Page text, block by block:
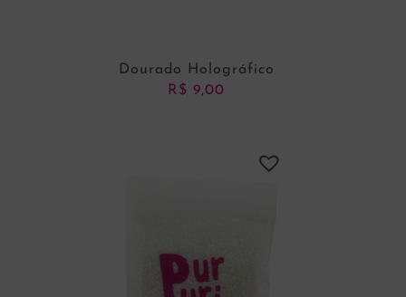
Dourado Holográfico
R$ 9,00